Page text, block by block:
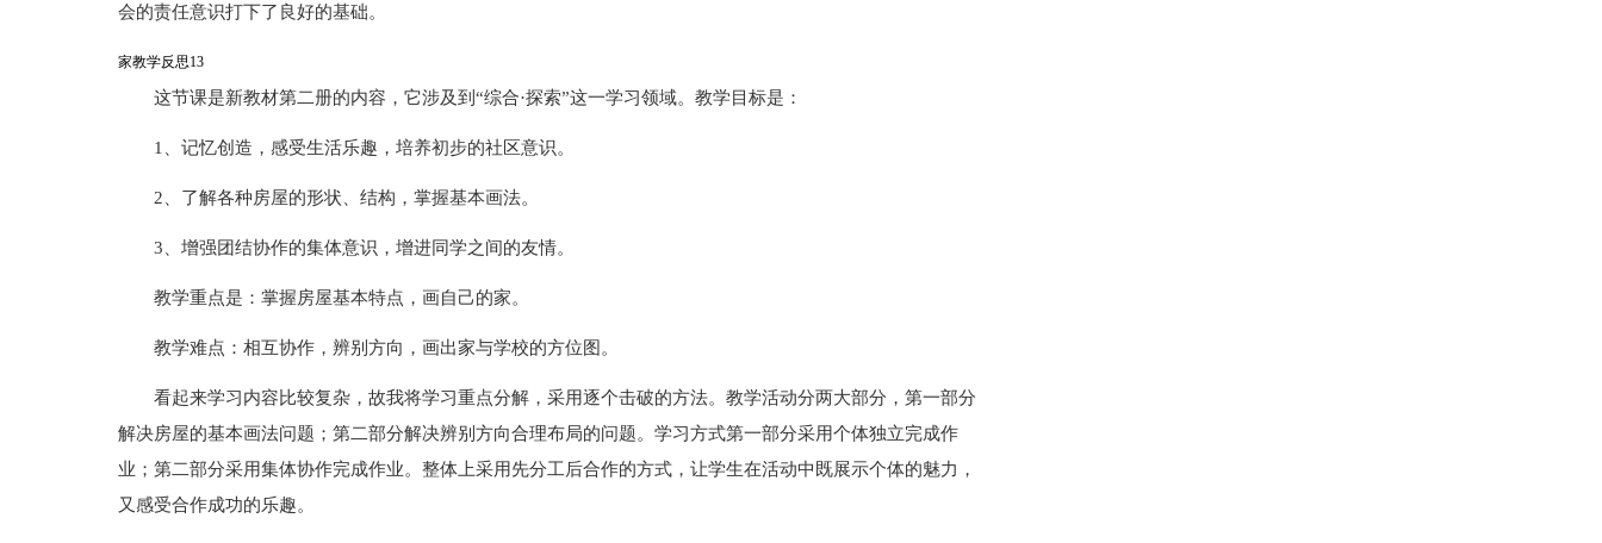
会的责任意识打下了良好的基础。
家教学反思13
这节课是新教材第二册的内容，它涉及到“综合·探索”这一学习领域。教学目标是：
1、记忆创造，感受生活乐趣，培养初步的社区意识。
2、了解各种房屋的形状、结构，掌握基本画法。
3、增强团结协作的集体意识，增进同学之间的友情。
教学重点是：掌握房屋基本特点，画自己的家。
教学难点：相互协作，辨别方向，画出家与学校的方位图。
看起来学习内容比较复杂，故我将学习重点分解，采用逐个击破的方法。教学活动分两大部分，第一部分
解决房屋的基本画法问题；第二部分解决辨别方向合理布局的问题。学习方式第一部分采用个体独立完成作
业；第二部分采用集体协作完成作业。整体上采用先分工后合作的方式，让学生在活动中既展示个体的魅力，
又感受合作成功的乐趣。